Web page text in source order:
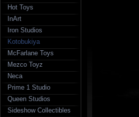
Hot Toys
InArt
Iron Studios
Kotobukiya
McFarlane Toys
Mezco Toyz
Neca
Prime 1 Studio
Queen Studios
Sideshow Collectibles